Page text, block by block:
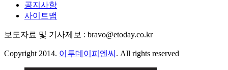
공지사항
사이트맵
보도자료 및 기사제보 : bravo@etoday.co.kr
Copyright 2014. 이투데이피엔씨 . All rights reserved